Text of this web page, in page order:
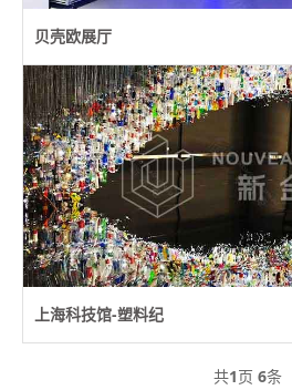
贝壳欧展厅
上海科技馆-塑料纪
共1页 6条